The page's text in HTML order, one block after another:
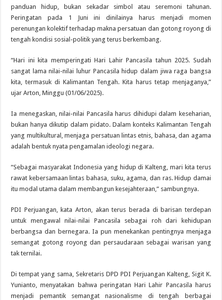
panduan hidup, bukan sekadar simbol atau seremoni tahunan.
Peringatan pada 1 Juni ini dinilainya harus menjadi momen
perenungan kolektif terhadap makna persatuan dan gotong royong di
tengah kondisi sosial-politik yang terus berkembang.
“Hari ini kita memperingati Hari Lahir Pancasila tahun 2025. Sudah
sangat lama nilai-nilai luhur Pancasila hidup dalam jiwa raga bangsa
kita, termasuk di Kalimantan Tengah. Kita harus tetap menjaganya,”
ujar Arton, Minggu (01/06/2025).
Ia menegaskan, nilai-nilai Pancasila harus dihidupi dalam keseharian,
bukan hanya dikutip dalam pidato. Dalam konteks Kalimantan Tengah
yang multikultural, menjaga persatuan lintas etnis, bahasa, dan agama
adalah bentuk nyata pengamalan ideologi negara.
“Sebagai masyarakat Indonesia yang hidup di Kalteng, mari kita terus
rawat kebersamaan lintas bahasa, suku, agama, dan ras. Hidup damai
itu modal utama dalam membangun kesejahteraan,” sambungnya.
PDI Perjuangan, kata Arton, akan terus berada di barisan terdepan
untuk mengawal nilai-nilai Pancasila sebagai roh dari kehidupan
berbangsa dan bernegara. Ia pun menekankan pentingnya menjaga
semangat gotong royong dan persaudaraan sebagai warisan yang
tak ternilai.
Di tempat yang sama, Sekretaris DPD PDI Perjuangan Kalteng, Sigit K.
Yunianto, menyatakan bahwa peringatan Hari Lahir Pancasila harus
menjadi pemantik semangat nasionalisme di tengah berbagai